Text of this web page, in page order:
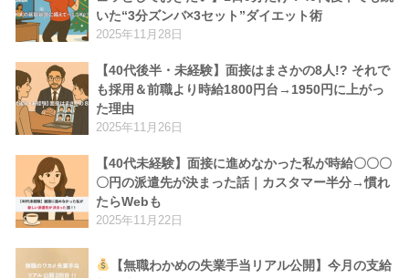
いた“3分ズンバ×3セット”ダイエット術
2025年11月28日
【40代後半・未経験】面接はまさかの8人!? それで
も採用＆前職より時給1800円台→1950円に上がっ
た理由
2025年11月26日
【40代未経験】面接に進めなかった私が時給〇〇〇
〇円の派遣先が決まった話｜カスタマー半分→慣れ
たらWebも
2025年11月22日
【無職わかめの失業手当リアル公開】今月の支給